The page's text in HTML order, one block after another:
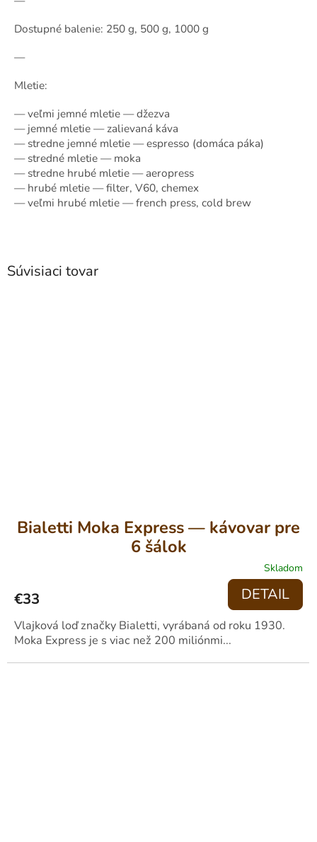
Dostupné balenie: 250 g, 500 g, 1000 g
—
Mletie:
— veľmi jemné mletie — džezva
— jemné mletie — zalievaná káva
— stredne jemné mletie — espresso (domáca páka)
— stredné mletie — moka
— stredne hrubé mletie — aeropress
— hrubé mletie — filter, V60, chemex
— veľmi hrubé mletie — french press, cold brew
Súvisiaci tovar
Bialetti Moka Express — kávovar pre
6 šálok
Skladom
€33 DETAIL
Vlajková loď značky Bialetti, vyrábaná od roku 1930.
Moka Express je s viac než 200 miliónmi...